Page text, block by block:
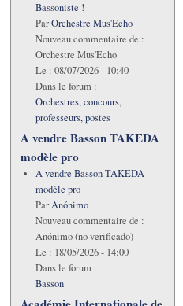
Bassoniste !
ParOrchestre Mus'Echo
Nouveau commentaire de :
Orchestre Mus'Echo
Le : 08/07/2026 - 10:40
Dans le forum :
Orchestres, concours,
professeurs, postes
A vendre Basson TAKEDA
modèle pro
A vendre Basson TAKEDA
modèle pro
ParAnónimo
Nouveau commentaire de :
Anónimo (no verificado)
Le : 18/05/2026 - 14:00
Dans le forum :
Basson